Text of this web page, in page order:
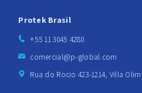
Protek Brasil
+55 11 3045 4280
comercial@p-global.com
Rua do Rocio 423-1214, Villa